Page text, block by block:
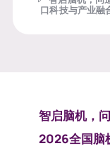
口科技与产业融
智启脑机，
2026全国脑